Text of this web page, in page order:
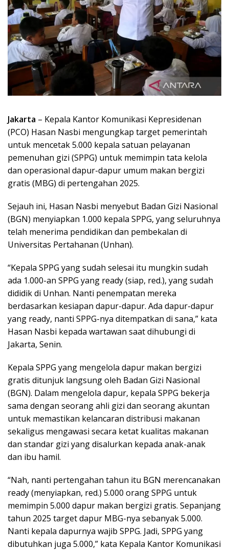
Jakarta – Kepala Kantor Komunikasi Kepresidenan
(PCO) Hasan Nasbi mengungkap target pemerintah
untuk mencetak 5.000 kepala satuan pelayanan
pemenuhan gizi (SPPG) untuk memimpin tata kelola
dan operasional dapur-dapur umum makan bergizi
gratis (MBG) di pertengahan 2025.
Sejauh ini, Hasan Nasbi menyebut Badan Gizi Nasional
(BGN) menyiapkan 1.000 kepala SPPG, yang seluruhnya
telah menerima pendidikan dan pembekalan di
Universitas Pertahanan (Unhan).
“Kepala SPPG yang sudah selesai itu mungkin sudah
ada 1.000-an SPPG yang ready (siap, red.), yang sudah
dididik di Unhan. Nanti penempatan mereka
berdasarkan kesiapan dapur-dapur. Ada dapur-dapur
yang ready, nanti SPPG-nya ditempatkan di sana,” kata
Hasan Nasbi kepada wartawan saat dihubungi di
Jakarta, Senin.
Kepala SPPG yang mengelola dapur makan bergizi
gratis ditunjuk langsung oleh Badan Gizi Nasional
(BGN). Dalam mengelola dapur, kepala SPPG bekerja
sama dengan seorang ahli gizi dan seorang akuntan
untuk memastikan kelancaran distribusi makanan
sekaligus mengawasi secara ketat kualitas makanan
dan standar gizi yang disalurkan kepada anak-anak
dan ibu hamil.
“Nah, nanti pertengahan tahun itu BGN merencanakan
ready (menyiapkan, red.) 5.000 orang SPPG untuk
memimpin 5.000 dapur makan bergizi gratis. Sepanjang
tahun 2025 target dapur MBG-nya sebanyak 5.000.
Nanti kepala dapurnya wajib SPPG. Jadi, SPPG yang
dibutuhkan juga 5.000,” kata Kepala Kantor Komunikasi